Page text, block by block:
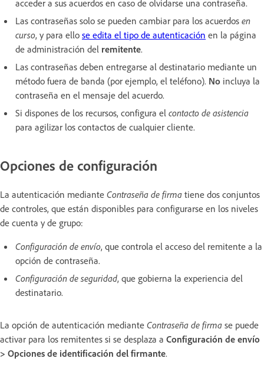
acceder a sus acuerdos en caso de olvidarse una contraseña.
Las contraseñas solo se pueden cambiar para los acuerdos en
curso, y para ello se edita el tipo de autenticación en la página
de administración del remitente.
Las contraseñas deben entregarse al destinatario mediante un
método fuera de banda (por ejemplo, el teléfono). No incluya la
contraseña en el mensaje del acuerdo.
Si dispones de los recursos, configura el contacto de asistencia
para agilizar los contactos de cualquier cliente.
Opciones de configuración
La autenticación mediante Contraseña de firma tiene dos conjuntos
de controles, que están disponibles para configurarse en los niveles
de cuenta y de grupo:
Configuración de envío, que controla el acceso del remitente a la
opción de contraseña.
Configuración de seguridad, que gobierna la experiencia del
destinatario.
La opción de autenticación mediante Contraseña de firma se puede
activar para los remitentes si se desplaza a Configuración de envío
> Opciones de identificación del firmante.